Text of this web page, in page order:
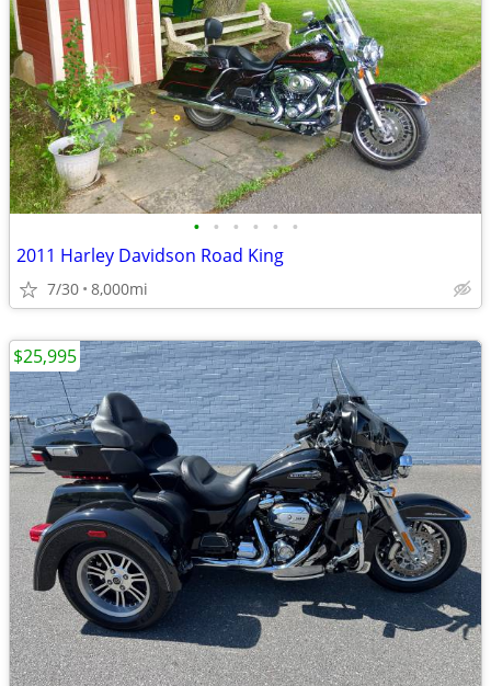
• • • • • •
2011 Harley Davidson Road King
7/30 8,000mi
$25,995